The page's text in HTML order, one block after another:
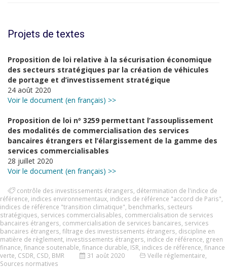
Projets de textes
Proposition de loi relative à la sécurisation économique
des secteurs stratégiques par la création de véhicules
de portage et d’investissement stratégique
24 août 2020
Voir le document (en français) >>
Proposition de loi nº 3259 permettant l’assouplissement
des modalités de commercialisation des services
bancaires étrangers et l’élargissement de la gamme des
services commercialisables
28 juillet 2020
Voir le document (en français) >>
contrôle des investissements étrangers détermination de l'indice de
référence indices environnementaux indices de référence "accord de Paris"
indices de référence "transition climatique" benchmarks secteurs
stratégiques services commercialisables commercialisation de services
bancaires étrangers commercialisation de services bancaires services
bancaires étrangers filtrage des investissements étrangers discipline en
matière de règlement investissements étrangers indice de référence green
finance finance soutenable finance durable ISR indices de référence finance
verte CSDR CSD BMR 31 août 2020 Veille réglementaire
Sources normatives